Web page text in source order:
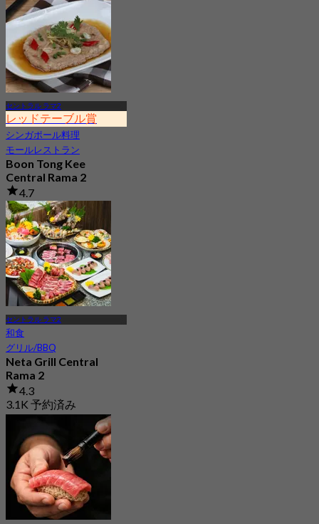
から฿ 941
セントラル ラマ2
レッドテーブル賞
シンガポール料理
モールレストラン
Boon Tong Kee
Central Rama 2
4.7
275 予約済み
から฿ 362.5
セントラル ラマ2
和食
グリル/BBQ
Neta Grill Central
Rama 2
4.3
3.1K 予約済み